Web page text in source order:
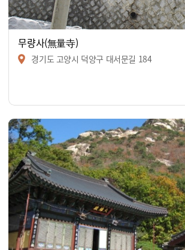
무량사(無量寺)
경기도 고양시 덕양구 대서문길 184